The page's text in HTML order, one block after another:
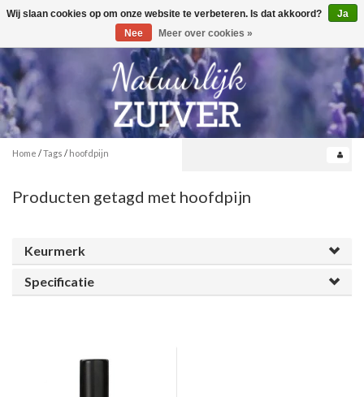
Toggle
0
Home /Tags / hoofdpijn
Producten getagd met hoofdpijn
Keurmerk
Specificatie
Wij slaan cookies op om onze website te verbeteren. Is dat akkoord?
Ja
Nee
Meer over cookies »